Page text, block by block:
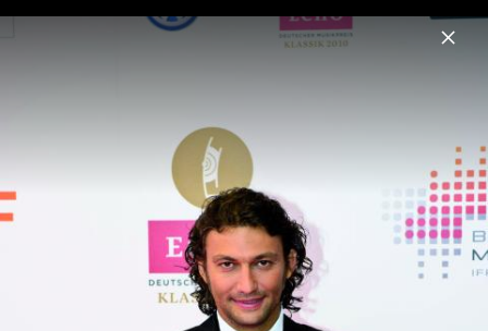
Menu
ECHO Klassik – Deutscher Musikpreis
Musik Videos Biografie
Echo Klassik 2017